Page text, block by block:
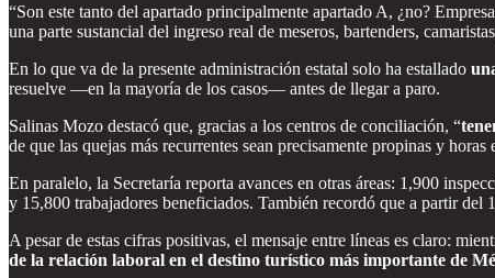
“Son este tanto del apartado principalmente apartado A, ¿no?
una parte sustancial del ingreso real de meseros, bartenders,
En lo que va de la presente administración estatal solo ha estallado
resuelve —en la mayoría de los casos— antes de llegar a paro.
Salinas Mozo destacó que, gracias a los centros de conciliación, “
de que las quejas más recurrentes sean precisamente propinas y
En paralelo, la Secretaría reporta avances en otras áreas: 1,900
y 15,800 trabajadores beneficiados. También recordó que a partir
A pesar de estas cifras positivas, el mensaje entre líneas es claro:
de la relación laboral en el destino turístico más importante de